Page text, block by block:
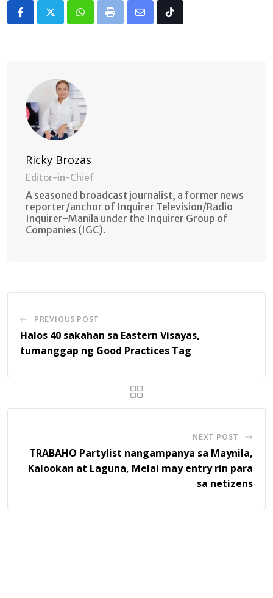
Whatsapp
Print
Share Tiktok
Ricky Brozas
Editor-in-Chief
A seasoned broadcast journalist, a former news
reporter/anchor of Inquirer Television/Radio
Inquirer-Manila under the Inquirer Group of
Companies (IGC).
PREVIOUS POST
Halos 40 sakahan sa Eastern Visayas,
tumanggap ng Good Practices Tag
NEXT POST
TRABAHO Partylist nangampanya sa Maynila,
Kalookan at Laguna, Melai may entry rin para
sa netizens